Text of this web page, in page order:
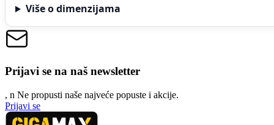
Više o dimenzijama
Prijavi se na naš newsletter
, n Ne propusti naše najveće popuste i akcije.
Prijavi se